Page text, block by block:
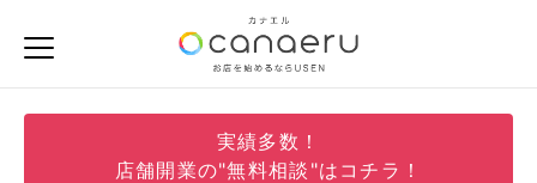
実績多数！
店舗開業の"無料相談"はコチラ！